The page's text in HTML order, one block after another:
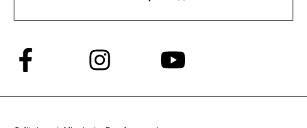
Folge
uns
auf
Folge
uns
auf
Folge
auf